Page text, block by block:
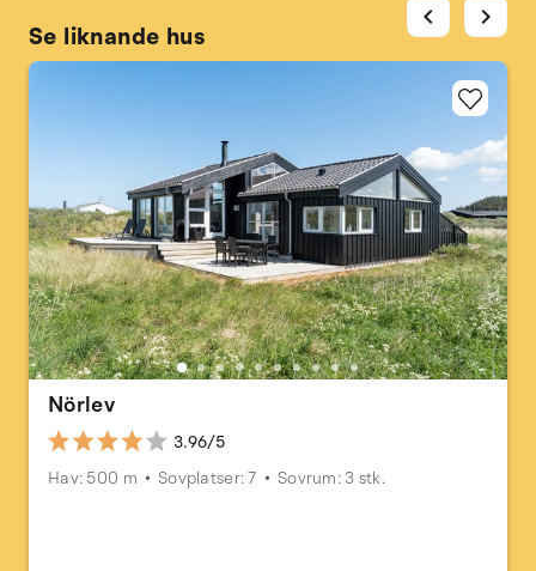
Se liknande hus
Nörlev
3.96/5
Hav: 500 m
Sovplatser: 7 Sovrum: 3 stk.
chevron_left chevron_right